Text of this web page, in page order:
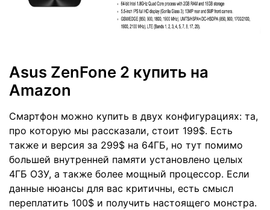
Asus ZenFone 2 купить на
Amazon
Смартфон можно купить в двух конфигурациях: та,
про которую мы рассказали, стоит 199$. Есть
также и версия за 299$ на 64ГБ, но тут помимо
большей внутренней памяти установлено целых
4ГБ ОЗУ, а также более мощный процессор. Если
данные нюансы для вас критичны, есть смысл
переплатить 100$ и получить настоящего монстра.